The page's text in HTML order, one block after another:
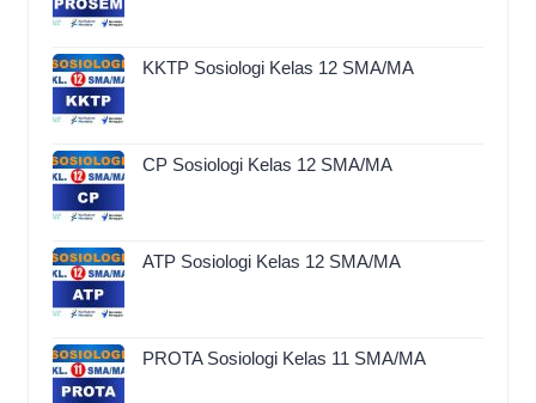
KKTP Sosiologi Kelas 12 SMA/MA
CP Sosiologi Kelas 12 SMA/MA
ATP Sosiologi Kelas 12 SMA/MA
PROTA Sosiologi Kelas 11 SMA/MA